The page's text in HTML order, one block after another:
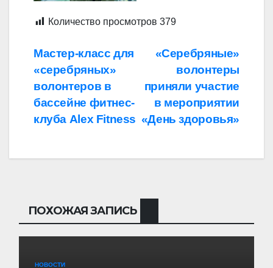
Количество просмотров 379
Навигация
по
записям
«Серебряные»
волонтеры
приняли участие
в мероприятии
«День здоровья»
Мастер-класс для
«серебряных»
волонтеров в
бассейне фитнес-
клуба Alex Fitness
ПОХОЖАЯ ЗАПИСЬ
НОВОСТИ